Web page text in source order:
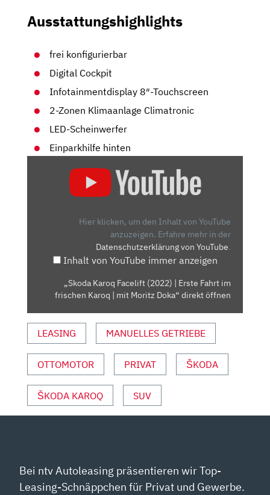
Ausstattungshighlights
frei konfigurierbar
Digital Cockpit
Infotainmentdisplay 8″-Touchscreen
2-Zonen Klimaanlage Climatronic
LED-Scheinwerfer
Einparkhilfe hinten
FRISCHEN
KAROQ
MIT
MORITZ
VON
YOUTUBE
ANZEIGEN
Hier klicken, um den Inhalt von YouTube
anzuzeigen. Erfahre mehr in der
Datenschutzerklärung von YouTube.
Inhalt von YouTube immer anzeigen
„Skoda Karoq Facelift (2022) | Erste Fahrt im
frischen Karoq | mit Moritz Doka“ direkt öffnen
LEASING MANUELLES GETRIEBE
OTTOMOTOR PRIVAT ŠKODA
ŠKODA KAROQ SUV
Bei ntv Autoleasing präsentieren wir Top-
Leasing-Schnäppchen für Privat und Gewerbe.